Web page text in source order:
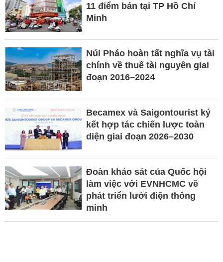
11 điểm bán tại TP Hồ Chí
Minh
Núi Pháo hoàn tất nghĩa vụ tài
chính về thuế tài nguyên giai
đoạn 2016–2024
Becamex và Saigontourist ký
kết hợp tác chiến lược toàn
diện giai đoạn 2026–2030
Đoàn khảo sát của Quốc hội
làm việc với EVNHCMC về
phát triển lưới điện thông
minh